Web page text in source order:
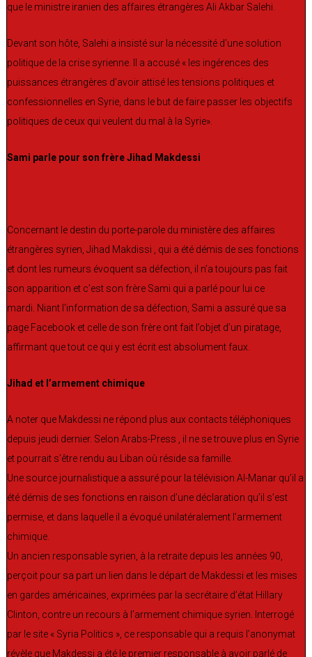
que le ministre iranien des affaires étrangères Ali Akbar Salehi.
Devant son hôte, Salehi a insisté sur la nécessité d’une solution
politique de la crise syrienne. Il a accusé « les ingérences des
puissances étrangères d’avoir attisé les tensions politiques et
confessionnelles en Syrie, dans le but de faire passer les objectifs
politiques de ceux qui veulent du mal à la Syrie».
Sami parle pour son frère Jihad Makdessi
Concernant le destin du porte-parole du ministère des affaires
étrangères syrien, Jihad Makdissi , qui a été démis de ses fonctions
et dont les rumeurs évoquent sa défection, il n’a toujours pas fait
son apparition et c’est son frère Sami qui a parlé pour lui ce
mardi. Niant l’information de sa défection, Sami a assuré que sa
page Facebook et celle de son frère ont fait l’objet d’un piratage,
affirmant que tout ce qui y est écrit est absolument faux.
Jihad et l’armement chimique
A noter que Makdessi ne répond plus aux contacts téléphoniques
depuis jeudi dernier. Selon Arabs-Press , il ne se trouve plus en Syrie
et pourrait s’être rendu au Liban où réside sa famille.
Une source journalistique a assuré pour la télévision Al-Manar qu’il a
été démis de ses fonctions en raison d’une déclaration qu’il s’est
permise, et dans laquelle il a évoqué unilatéralement l’armement
chimique.
Un ancien responsable syrien, à la retraite depuis les années 90,
perçoit pour sa part un lien dans le départ de Makdessi et les mises
en gardes américaines, exprimées par la secrétaire d’état Hillary
Clinton, contre un recours à l’armement chimique syrien. Interrogé
par le site « Syria Politics », ce responsable qui a requis l’anonymat
révèle que Makdessi a été le premier responsable à avoir parlé de